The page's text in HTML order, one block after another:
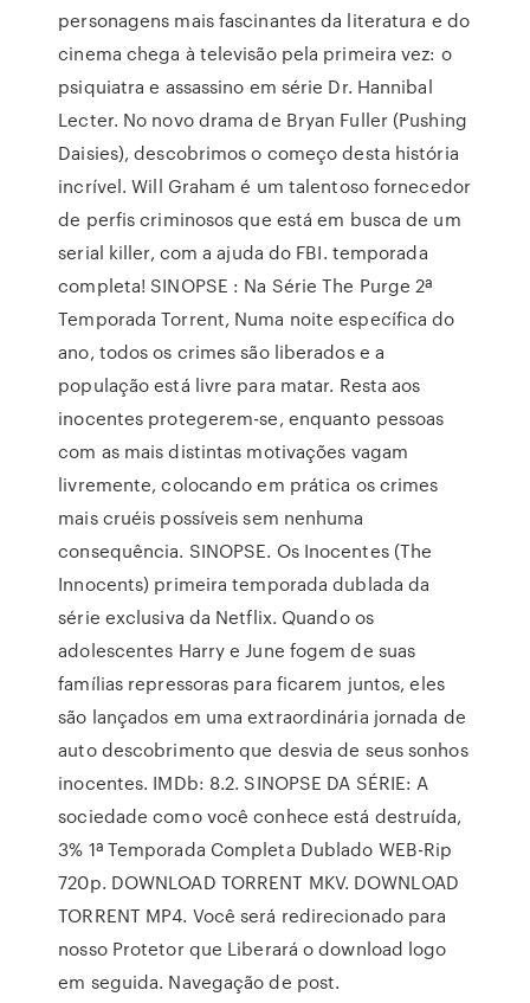
personagens mais fascinantes da literatura e do
cinema chega à televisão pela primeira vez: o
psiquiatra e assassino em série Dr. Hannibal
Lecter. No novo drama de Bryan Fuller (Pushing
Daisies), descobrimos o começo desta história
incrível. Will Graham é um talentoso fornecedor
de perfis criminosos que está em busca de um
serial killer, com a ajuda do FBI. temporada
completa! SINOPSE : Na Série The Purge 2ª
Temporada Torrent, Numa noite específica do
ano, todos os crimes são liberados e a
população está livre para matar. Resta aos
inocentes protegerem-se, enquanto pessoas
com as mais distintas motivações vagam
livremente, colocando em prática os crimes
mais cruéis possíveis sem nenhuma
consequência. SINOPSE. Os Inocentes (The
Innocents) primeira temporada dublada da
série exclusiva da Netflix. Quando os
adolescentes Harry e June fogem de suas
famílias repressoras para ficarem juntos, eles
são lançados em uma extraordinária jornada de
auto descobrimento que desvia de seus sonhos
inocentes. IMDb: 8.2. SINOPSE DA SÉRIE: A
sociedade como você conhece está destruída,
3% 1ª Temporada Completa Dublado WEB-Rip
720p. DOWNLOAD TORRENT MKV. DOWNLOAD
TORRENT MP4. Você será redirecionado para
nosso Protetor que Liberará o download logo
em seguida. Navegação de post.